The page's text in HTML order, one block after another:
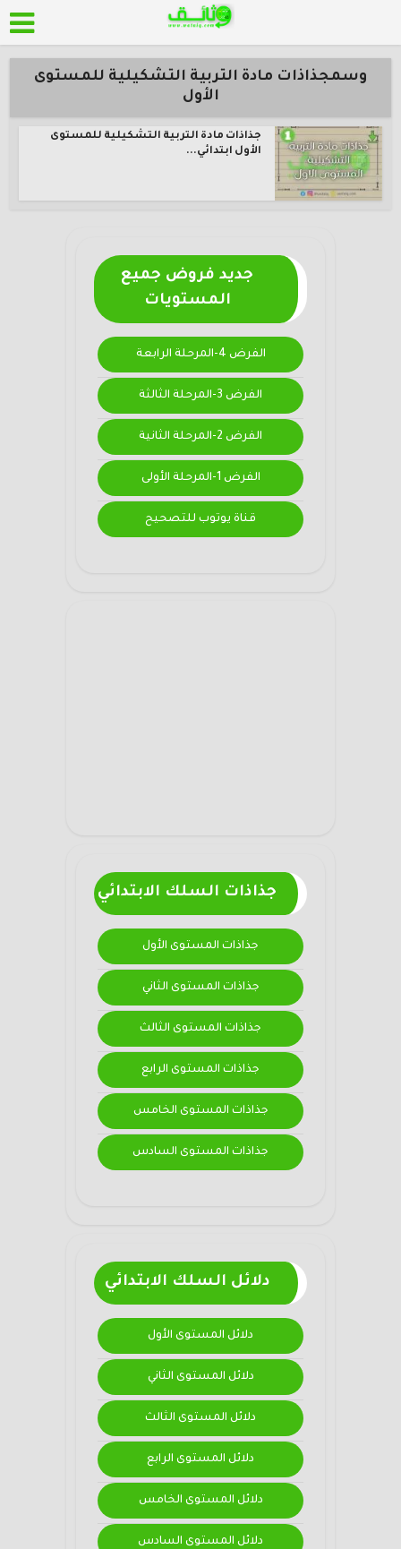
وسمجذاذات مادة التربية التشكيلية للمستوى
الأول
جذاذات مادة التربية التشكيلية للمستوى
الأول ابتدائي...
جديد فروض جميع
المستويات
الفرض 4-المرحلة الرابعة
الفرض 3-المرحلة الثالثة
الفرض 2-المرحلة الثانية
الفرض 1-المرحلة الأولى
قناة يوتوب للتصحيح
جذاذات السلك الابتدائي
جذاذات المستوى الأول
جذاذات المستوى الثاني
جذاذات المستوى الثالث
جذاذات المستوى الرابع
جذاذات المستوى الخامس
جذاذات المستوى السادس
دلائل السلك الابتدائي
دلائل المستوى الأول
دلائل المستوى الثاني
دلائل المستوى الثالث
دلائل المستوى الرابع
دلائل المستوى الخامس
دلائل المستوى السادس